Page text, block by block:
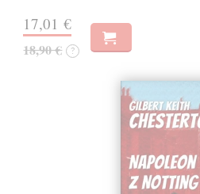
17,01 €
18,90 € ?